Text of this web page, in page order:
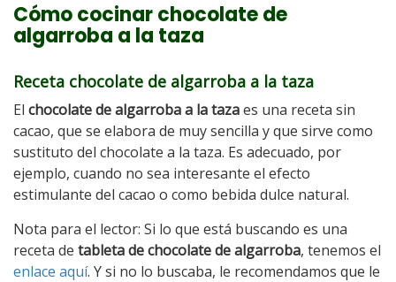
Cómo cocinar chocolate de
algarroba a la taza
Receta chocolate de algarroba a la taza
El chocolate de algarroba a la tazaes una receta sin
cacao, que se elabora de muy sencilla y que sirve como
sustituto del chocolate a la taza. Es adecuado, por
ejemplo, cuando no sea interesante el efecto
estimulante del cacao o como bebida dulce natural.
Nota para el lector: Si lo que está buscando es una
receta de tableta de chocolate de algarroba, tenemos el
enlace aquí. Y si no lo buscaba, le recomendamos que le